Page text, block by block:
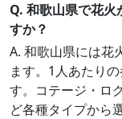
Q. 和歌山県で花火
すか？
A. 和歌山県には花
ます。1人あたり
す。コテージ・ロ
ど各種タイプから